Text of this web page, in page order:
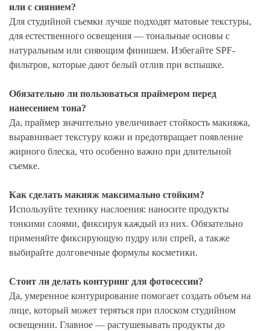
или с сиянием?
Для студийной съемки лучше подходят матовые текстуры,
для естественного освещения — тональные основы с
натуральным или сияющим финишем. Избегайте SPF-
фильтров, которые дают белый отлив при вспышке.
Обязательно ли пользоваться праймером перед
нанесением тона?
Да, праймер значительно увеличивает стойкость макияжа,
выравнивает текстуру кожи и предотвращает появление
жирного блеска, что особенно важно при длительной
съемке.
Как сделать макияж максимально стойким?
Используйте технику наслоения: наносите продукты
тонкими слоями, фиксируя каждый из них. Обязательно
применяйте фиксирующую пудру или спрей, а также
выбирайте долговечные формулы косметики.
Стоит ли делать контуринг для фотосессии?
Да, умеренное контурирование помогает создать объем на
лице, который может теряться при плоском студийном
освещении. Главное — растушевывать продукты до